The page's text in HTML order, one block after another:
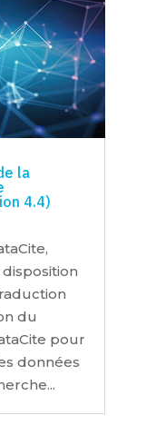
la
4.4)
disposition
du
pour
données